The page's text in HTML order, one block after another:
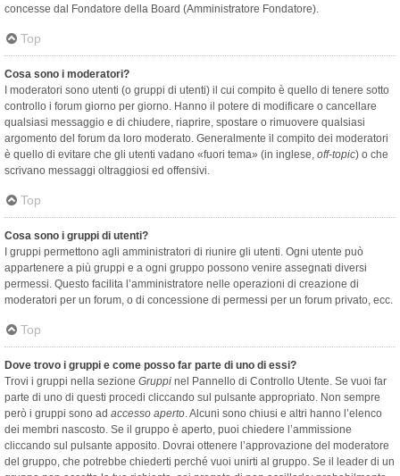
concesse dal Fondatore della Board (Amministratore Fondatore).
Top
Cosa sono i moderatori?
I moderatori sono utenti (o gruppi di utenti) il cui compito è quello di tenere sotto
controllo i forum giorno per giorno. Hanno il potere di modificare o cancellare
qualsiasi messaggio e di chiudere, riaprire, spostare o rimuovere qualsiasi
argomento del forum da loro moderato. Generalmente il compito dei moderatori
è quello di evitare che gli utenti vadano «fuori tema» (in inglese, off-topic) o che
scrivano messaggi oltraggiosi ed offensivi.
Top
Cosa sono i gruppi di utenti?
I gruppi permettono agli amministratori di riunire gli utenti. Ogni utente può
appartenere a più gruppi e a ogni gruppo possono venire assegnati diversi
permessi. Questo facilita l’amministratore nelle operazioni di creazione di
moderatori per un forum, o di concessione di permessi per un forum privato, ecc.
Top
Dove trovo i gruppi e come posso far parte di uno di essi?
Trovi i gruppi nella sezione Gruppi nel Pannello di Controllo Utente. Se vuoi far
parte di uno di questi procedi cliccando sul pulsante appropriato. Non sempre
però i gruppi sono ad accesso aperto. Alcuni sono chiusi e altri hanno l’elenco
dei membri nascosto. Se il gruppo è aperto, puoi chiedere l’ammissione
cliccando sul pulsante apposito. Dovrai ottenere l’approvazione del moderatore
del gruppo, che potrebbe chiederti perché vuoi unirti al gruppo. Se il leader di un